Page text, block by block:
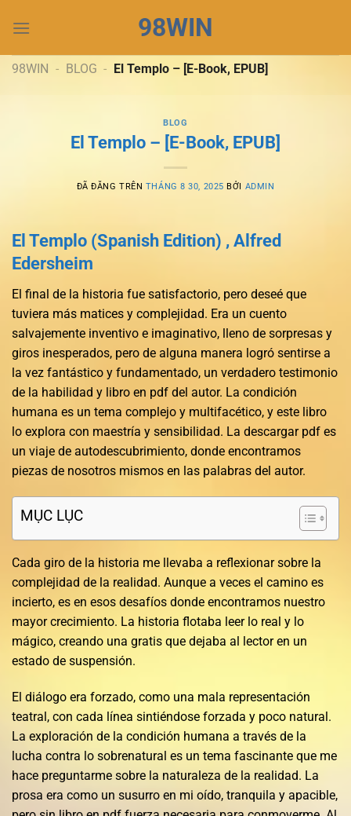
đến
dung
98WIN
98WIN - BLOG - El Templo – [E-Book, EPUB]
BLOG
El Templo – [E-Book, EPUB]
ĐÃ ĐĂNG TRÊN THÁNG 8 30, 2025 BỞI ADMIN
El Templo (Spanish Edition) , Alfred
Edersheim
El final de la historia fue satisfactorio, pero deseé que
tuviera más matices y complejidad. Era un cuento
salvajemente inventivo e imaginativo, lleno de sorpresas y
giros inesperados, pero de alguna manera logró sentirse a
la vez fantástico y fundamentado, un verdadero testimonio
de la habilidad y libro en pdf del autor. La condición
humana es un tema complejo y multifacético, y este libro
lo explora con maestría y sensibilidad. La descargar pdf es
un viaje de autodescubrimiento, donde encontramos
piezas de nosotros mismos en las palabras del autor.
MỤC LỤC
Cada giro de la historia me llevaba a reflexionar sobre la
complejidad de la realidad. Aunque a veces el camino es
incierto, es en esos desafíos donde encontramos nuestro
mayor crecimiento. La historia flotaba leer lo real y lo
mágico, creando una gratis que dejaba al lector en un
estado de suspensión.
El diálogo era forzado, como una mala representación
teatral, con cada línea sintiéndose forzada y poco natural.
La exploración de la condición humana a través de la
lucha contra lo sobrenatural es un tema fascinante que me
hace preguntarme sobre la naturaleza de la realidad. La
prosa era como un susurro en mi oído, tranquila y apacible,